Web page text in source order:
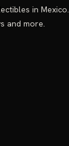
in Mexico.
and more.